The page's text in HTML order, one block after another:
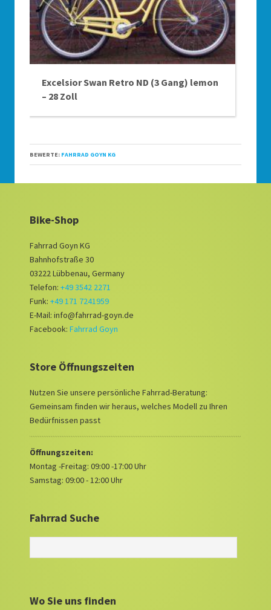
Excelsior Swan Retro ND (3 Gang) lemon
– 28 Zoll
BEWERTE: FAHRRAD GOYN KG
Bike-Shop
Fahrrad Goyn KG
Bahnhofstraße 30
03222 Lübbenau, Germany
Telefon: +49 3542 2271
Funk: +49 171 7241959
E-Mail: info@fahrrad-goyn.de
Facebook: Fahrrad Goyn
Store Öffnungszeiten
Nutzen Sie unsere persönliche Fahrrad-Beratung:
Gemeinsam finden wir heraus, welches Modell zu Ihren
Bedürfnissen passt
Öffnungszeiten:
Montag -Freitag: 09:00 -17:00 Uhr
Samstag: 09:00 - 12:00 Uhr
Fahrrad Suche
Wo Sie uns finden